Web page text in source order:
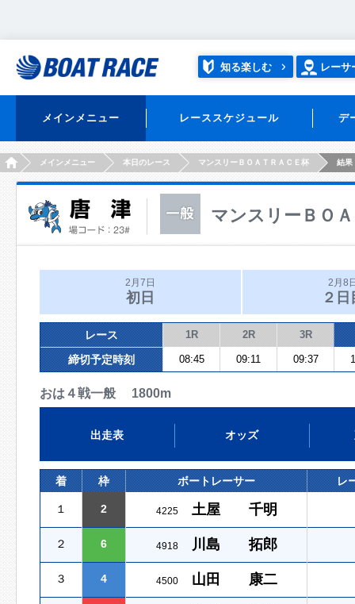
知る楽しむ レーサ
メインメニュー レーススケジュール デ
HOMEメインメニュー 本日のレース マンスリーＢＯＡＴＲＡＣＥ杯 結果
マンスリーＢＯ
2月7日
初日
2月8
２日
レース 1R 2R 3R
締切予定時刻 08:45 09:11 09:37
おは４戦一般 1800m
出走表 オッズ
着 枠 ボートレーサー レ
１ 2 4225 土屋 千明
２ 6 4918 川島 拓郎
３ 4 4500 山田 康二